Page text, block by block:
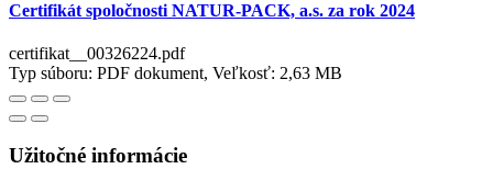
Certifikát spoločnosti NATUR-PACK, a.s. za rok 2024
certifikat__00326224.pdf
Typ súboru: PDF dokument, Veľkosť: 2,63 MB
Užitočné informácie